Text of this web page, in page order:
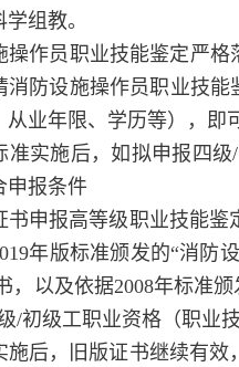
组教。
员职业技能鉴定严格
消防设施操作员职业技
业年限、学历等），即
施后，如拟申报四级/
申报条件
报高等级职业技能鉴
年版标准颁发的“消防
，以及依据2008年标准
/初级工职业资格（职业
，旧版证书继续有效